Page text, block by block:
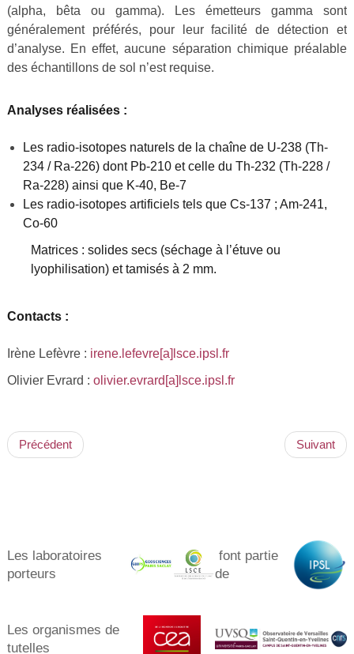
(alpha, bêta ou gamma). Les émetteurs gamma sont
généralement préférés, pour leur facilité de détection et
d’analyse. En effet, aucune séparation chimique préalable
des échantillons de sol n’est requise.
Analyses réalisées :
Les radio-isotopes naturels de la chaîne de U-238 (Th-
234 / Ra-226) dont Pb-210 et celle du Th-232 (Th-228 /
Ra-228) ainsi que K-40, Be-7
Les radio-isotopes artificiels tels que Cs-137 ; Am-241,
Co-60
Matrices : solides secs (séchage à l’étuve ou
lyophilisation) et tamisés à 2 mm.
Contacts :
Irène Lefèvre : irene.lefevre[a]lsce.ipsl.fr
Olivier Evrard : olivier.evrard[a]lsce.ipsl.fr
Précédent Suivant
Les laboratoires
porteurs​
font partie
de
Les organismes de
tutelles